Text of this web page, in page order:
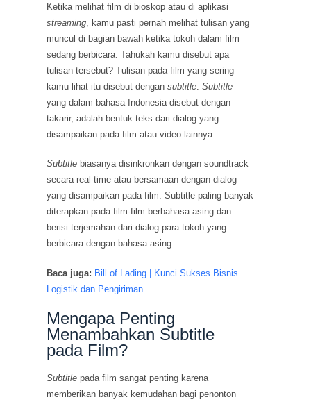
Ketika melihat film di bioskop atau di aplikasi
streaming , kamu pasti pernah melihat tulisan yang
muncul di bagian bawah ketika tokoh dalam film
sedang berbicara. Tahukah kamu disebut apa
tulisan tersebut? Tulisan pada film yang sering
kamu lihat itu disebut dengansubtitle .Subtitle
yang dalam bahasa Indonesia disebut dengan
takarir, adalah bentuk teks dari dialog yang
disampaikan pada film atau video lainnya.
Subtitle biasanya disinkronkan dengan soundtrack
secara real-time atau bersamaan dengan dialog
yang disampaikan pada film. Subtitle paling banyak
diterapkan pada film-film berbahasa asing dan
berisi terjemahan dari dialog para tokoh yang
berbicara dengan bahasa asing.
Baca juga: Bill of Lading | Kunci Sukses Bisnis
Logistik dan Pengiriman
Mengapa Penting
Menambahkan Subtitle
pada Film?
Subtitlepada film sangat penting karena
memberikan banyak kemudahan bagi penonton